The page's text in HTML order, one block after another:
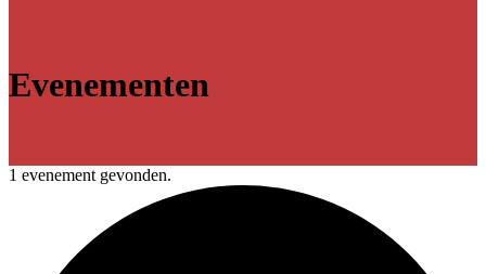
Evenementen
1 evenement gevonden.